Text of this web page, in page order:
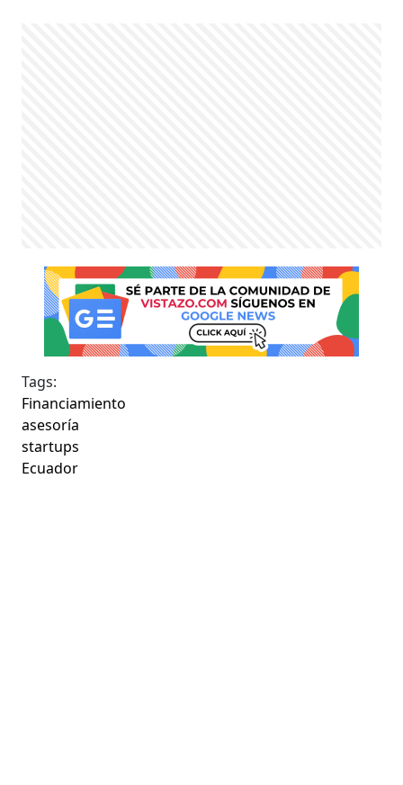
Tags:
Financiamiento
asesoría
startups
Ecuador